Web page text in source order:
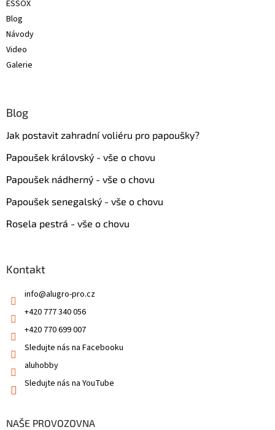
ESSOX
Blog
Návody
Video
Galerie
Blog
Jak postavit zahradní voliéru pro papoušky?
Papoušek královský - vše o chovu
Papoušek nádherný - vše o chovu
Papoušek senegalský - vše o chovu
Rosela pestrá - vše o chovu
Kontakt
info@alugro-pro.cz
+420 777 340 056
+420 770 699 007
Sledujte nás na Facebooku
aluhobby
Sledujte nás na YouTube
NAŠE PROVOZOVNA